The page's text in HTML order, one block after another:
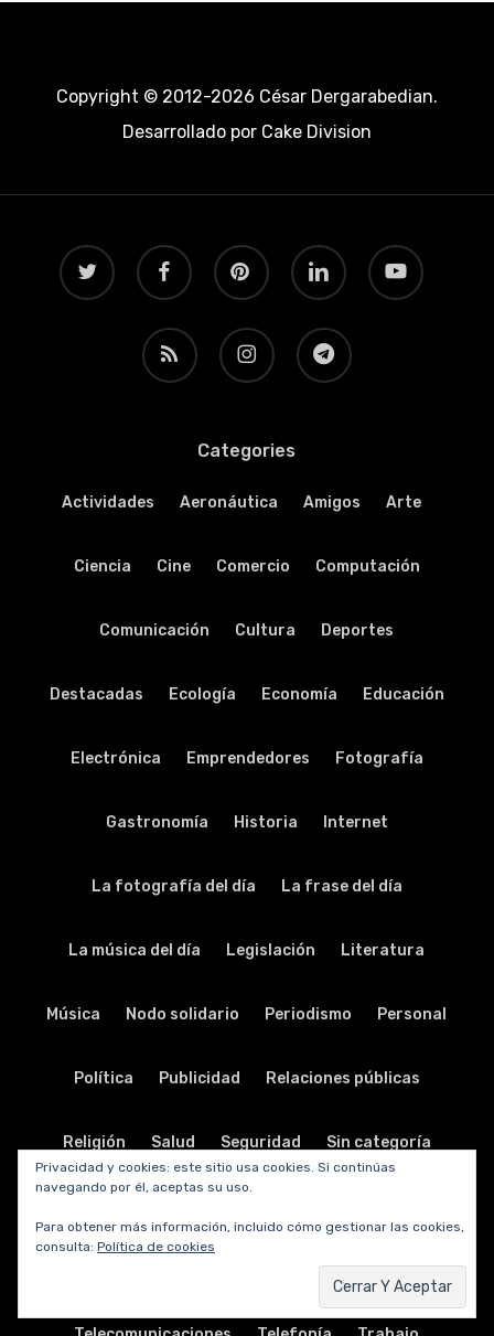
Copyright © 2012-2026 César Dergarabedian.
Desarrollado porCake Division
twitter facebook pinterest linkedin youtube
RSS instagram telegram
Categories
Actividades Aeronáutica Amigos Arte
Ciencia Cine Comercio Computación
Comunicación Cultura Deportes
Destacadas Ecología Economía Educación
Electrónica Emprendedores Fotografía
Gastronomía Historia Internet
La fotografía del día La frase del día
La música del día Legislación Literatura
Música Nodo solidario Periodismo Personal
Política Publicidad Relaciones públicas
Religión Salud Seguridad Sin categoría
Tecnología
Privacidad y cookies: este sitio usa cookies. Si continúas
navegando por él, aceptas su uso.
Para obtener más información, incluido cómo gestionar las cookies,
consulta: Política de cookies